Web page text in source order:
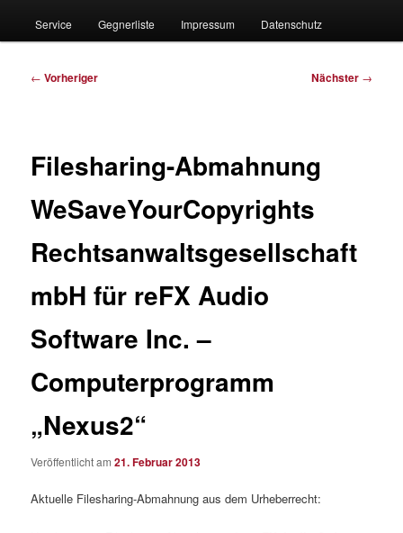
Service Gegnerliste Impressum Datenschutz
Beitragsnavigation
← Vorheriger Nächster →
Filesharing-Abmahnung
WeSaveYourCopyrights
Rechtsanwaltsgesellschaft
mbH für reFX Audio
Software Inc. –
Computerprogramm
„Nexus2“
Veröffentlicht am21. Februar 2013
Aktuelle Filesharing-Abmahnung aus dem Urheberrecht: